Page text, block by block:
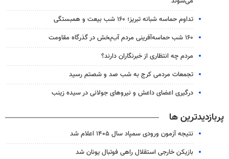
تداوم حماسه شبانه تبریز؛ ۱۶۰ شب بیعت و همبستگی
۱۶۰ شب حماسه‌آفرینی مردم آب‌پخش در گذرگاه مقاومت
مردم چه انتظاری از خبرنگاران دارند؟
تجمعات مردمی کرج به شب صد و شصتم رسید
درگیری اعضای داعش و نیروهای جولانی در سیده زینب
پربازدیدترین ها
نتیجه آزمون ورودی سمپاد سال ۱۴۰۵ اعلام شد
بازیکن خارجی استقلال راهی فوتبال یونان شد